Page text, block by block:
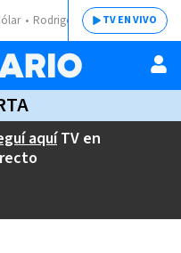
Rodrigo ChavesTV EN VIVO
aquíTV en